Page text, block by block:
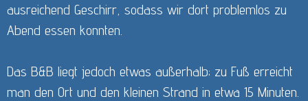
ausreichend Geschirr, sodass wir dort problemlos zu
Abend essen konnten.
Das B&B liegt jedoch etwas außerhalb; zu Fuß erreicht
man den Ort und den kleinen Strand in etwa 15 Minuten.